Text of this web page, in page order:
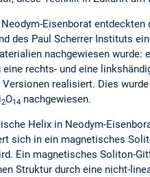
Eisenborat
des Paul Scherrer Instituts
nachgewiesen
rechts- und eine
realisiert. Dies
2O14 nachgewiesen.
Helix in Neodym-
sich in ein magnetisches
Ein magnetisches Soliton-
Struktur durch eine nicht-